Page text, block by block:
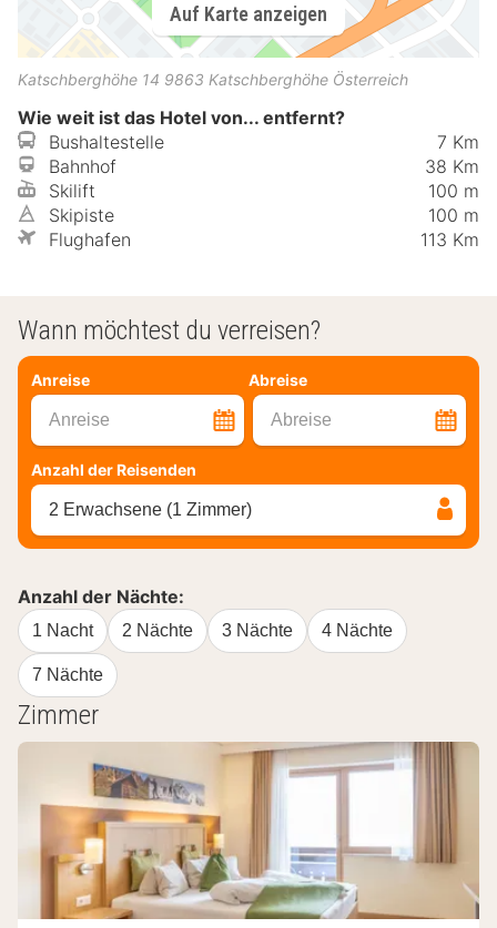
Auf Karte anzeigen
Katschberghöhe 14 9863 Katschberghöhe Österreich
Wie weit ist das Hotel von... entfernt?
Bushaltestelle
7 Km
Bahnhof
38 Km
Skilift
100 m
Skipiste
100 m
Flughafen
113 Km
Wann möchtest du verreisen?
Anreise Abreise
Anreise Abreise
Anzahl der Reisenden
2 Erwachsene (1 Zimmer)
Anzahl der Nächte:
1 Nacht 2 Nächte 3 Nächte 4 Nächte
7 Nächte
Zimmer